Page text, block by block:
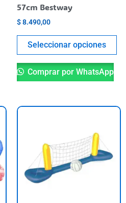
57cm Bestway
$8.490,00
Seleccionar opciones
Comprar por WhatsApp
Este
varias
variantes.
Las